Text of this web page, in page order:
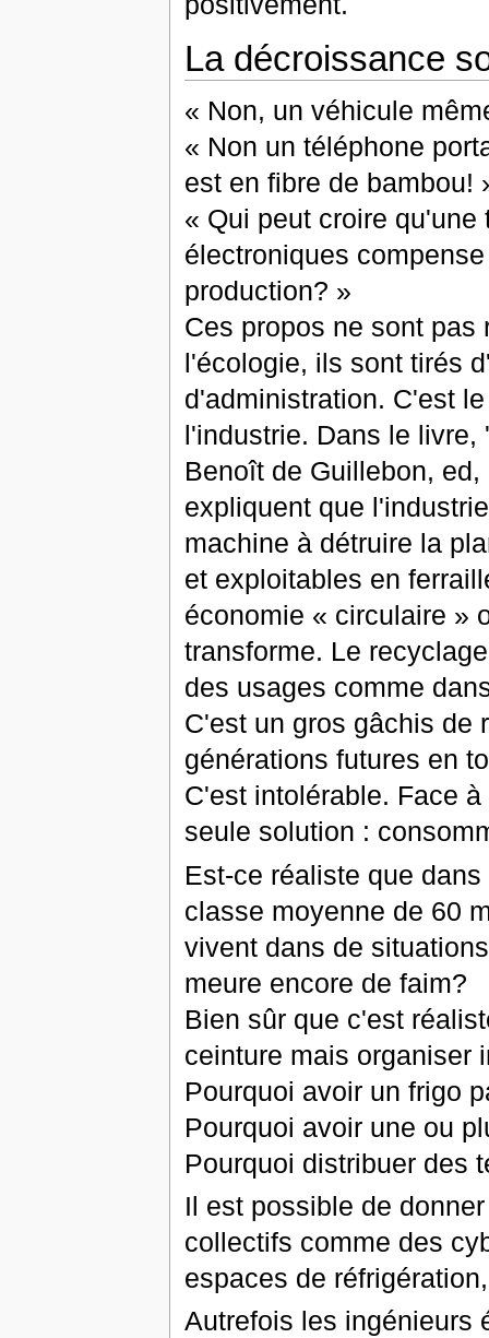
La décroissance
« Non, un véhicule
« Non un téléphone
est en fibre de bambou!
« Qui peut croire
électroniques
production? »
Ces propos ne sont pas
l'écologie, ils sont tirés
d'administration. C'est
l'industrie. Dans le livre,
Benoît de Guillebon,
expliquent que
machine à détruire la
et exploitables en
économie « circulaire »
transforme. Le
des usages comme
C'est un gros gâchis de
générations futures en
C'est intolérable. Face
seule solution :
Est-ce réaliste que
classe moyenne de 60
vivent dans de
meure encore de faim?
Bien sûr que c'est
ceinture mais organiser
Pourquoi avoir un frigo
Pourquoi avoir une ou
Pourquoi distribuer des
Il est possible de
collectifs comme des
espaces de
Autrefois les ingénieurs